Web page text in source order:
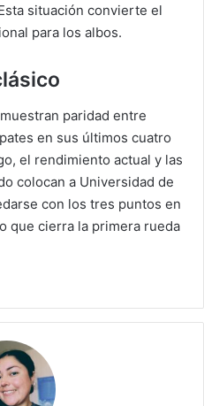
situación convierte el
para los albos.
paridad entre
en sus últimos cuatro
el rendimiento actual y las
colocan a Universidad de
con los tres puntos en
que cierra la primera rueda